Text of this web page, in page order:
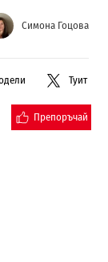
Симона Гоцова
Туит
Препоръчай